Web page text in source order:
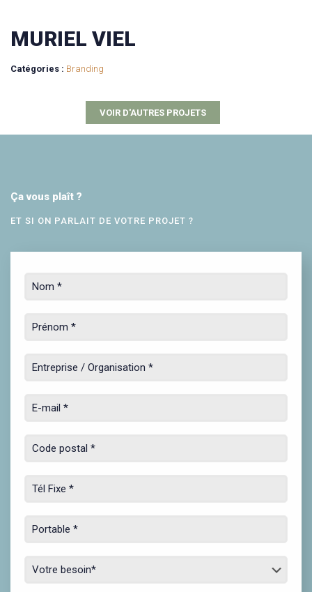
MURIEL VIEL
Catégories : Branding
VOIR D'AUTRES PROJETS
Ça vous plaît ?
ET SI ON PARLAIT DE VOTRE PROJET ?